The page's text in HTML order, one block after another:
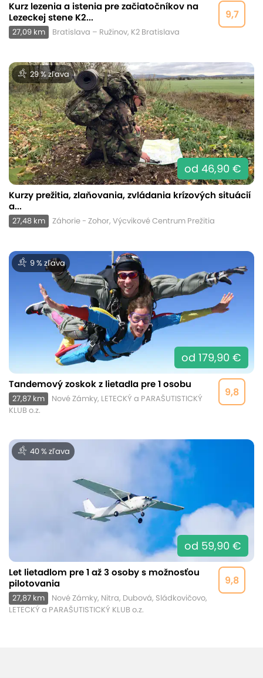
9,7
Kurz lezenia a istenia pre začiatočníkov na
Lezeckej stene K2...
27,09 km Bratislava – Ružinov, K2 Bratislava
29 % zľava
od 46,90 €
Kurzy prežitia, zlaňovania, zvládania krízových situácií
a...
27,48 km Záhorie - Zohor, Výcvikové Centrum Prežitia
9 % zľava
od 179,90 €
9,8
Tandemový zoskok z lietadla pre 1 osobu
27,87 km
Nové Zámky, LETECKÝ a PARAŠUTISTICKÝ
KLUB o.z.
40 % zľava
od 59,90 €
9,8
Let lietadlom pre 1 až 3 osoby s možnosťou
pilotovania
27,87 km
Nové Zámky, Nitra, Dubová, Sládkovičovo,
LETECKÝ a PARAŠUTISTICKÝ KLUB o.z.